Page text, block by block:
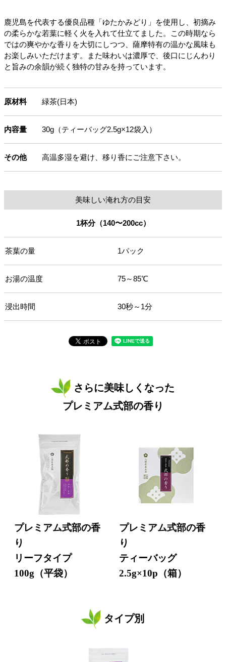
鹿児島を代表する優良品種「ゆたかみどり」を使用し、初摘み
の柔らかな若葉に軽く火を入れて仕立てました。この時期なら
ではの爽やかな香りを大切にしつつ、薩摩特有の温かな風味も
お楽しみいただけます。また味わいは濃厚で、後口にじんわり
と旨みの余韻が続く独特の甘みを持っています。
原材料 緑茶(日本)
内容量 30g（ティーバッグ2.5g×12袋入）
その他 高温多湿を避け、移り香にご注意下さい。
美味しい淹れ方の目安
1杯分（140〜200cc）
茶葉の量 1パック
お湯の温度 75～85℃
浸出時間 30秒～1分
さらに美味しくなった
プレミアム式部の香り
プレミアム式部の香
り
リーフタイプ
100g（平袋）
プレミアム式部の香
り
ティーバッグ
2.5g×10p（箱）
タイプ別